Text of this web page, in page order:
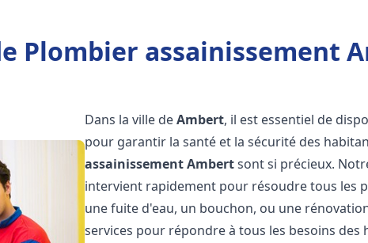
Plombier assainissement
Dans la ville deAmbert, il est essentiel de
pour garantir la santé et la sécurité des
assainissementAmbertsont si précieux.
intervient rapidement pour résoudre tous les
une fuite d'eau, un bouchon, ou une
services pour répondre à tous les besoins